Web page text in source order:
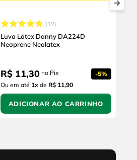
12
Luva Látex Danny DA224D
Neoprene Neolatex
R$ 11,30no Pix -5%
Ou em até 1xde R$ 11,90
ADICIONAR AO CARRINHO